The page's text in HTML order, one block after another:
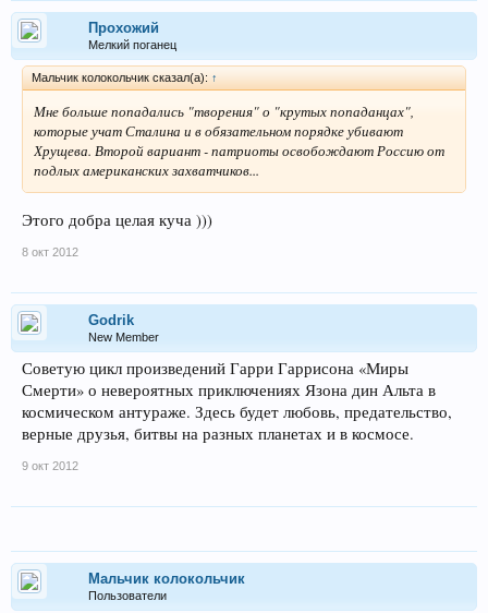
Прохожий
Мелкий поганец
Мальчик колокольчик сказал(а): ↑
Мне больше попадались "творения" о "крутых попаданцах",
которые учат Сталина и в обязательном порядке убивают
Хрущева. Второй вариант - патриоты освобождают Россию от
подлых американских захватчиков...
Этого добра целая куча )))
8 окт 2012
Godrik
New Member
Советую цикл произведений Гарри Гаррисона «Миры
Смерти» о невероятных приключениях Язона дин Альта в
космическом антураже. Здесь будет любовь, предательство,
верные друзья, битвы на разных планетах и в космосе.
9 окт 2012
Мальчик колокольчик
Пользователи